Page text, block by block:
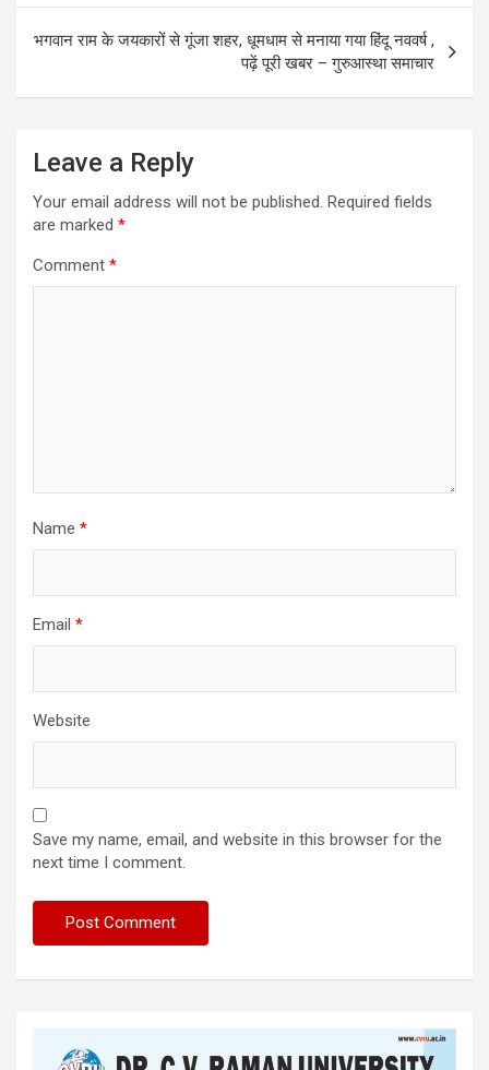
भगवान राम के जयकारों से गूंजा शहर, धूमधाम से मनाया गया हिंदू नववर्ष ,
पढ़ें पूरी खबर – गुरुआस्था समाचार
Leave a Reply
Your email address will not be published. Required fields
are marked *
Comment *
Name *
Email *
Website
Save my name, email, and website in this browser for the
next time I comment.